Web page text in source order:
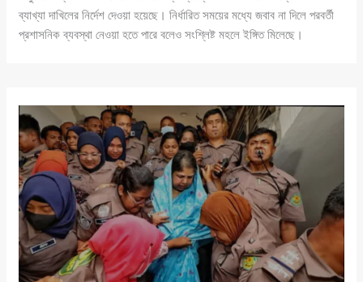
ব্যাখ্যা দাখিলের নির্দেশ দেওয়া হয়েছে। নির্ধারিত সময়ের মধ্যে জবাব না দিলে পরবর্তী
প্রশাসনিক ব্যবস্থা নেওয়া হতে পারে বলেও সংশ্লিষ্ট মহলে ইঙ্গিত মিলেছে।